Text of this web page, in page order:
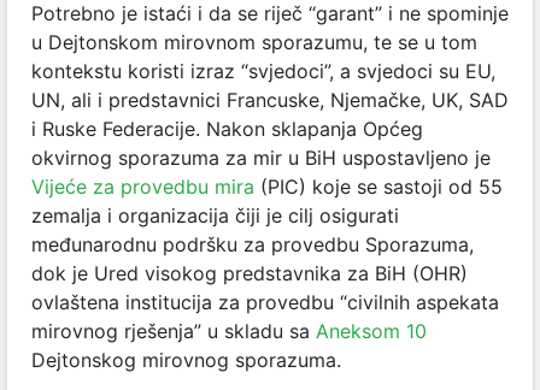
Potrebno je istaći i da se riječ “garant” i ne spominje
u Dejtonskom mirovnom sporazumu, te se u tom
kontekstu koristi izraz “svjedoci”, a svjedoci su EU,
UN, ali i predstavnici Francuske, Njemačke, UK, SAD
i Ruske Federacije. Nakon sklapanja Općeg
okvirnog sporazuma za mir u BiH uspostavljeno je
Vijeće za provedbu mira (PIC) koje se sastoji od 55
zemalja i organizacija čiji je cilj osigurati
međunarodnu podršku za provedbu Sporazuma,
dok je Ured visokog predstavnika za BiH (OHR)
ovlaštena institucija za provedbu “civilnih aspekata
mirovnog rješenja” u skladu sa Aneksom 10
Dejtonskog mirovnog sporazuma.